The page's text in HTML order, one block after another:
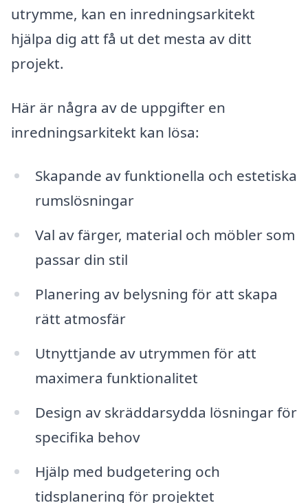
utrymme, kan en inredningsarkitekt
hjälpa dig att få ut det mesta av ditt
projekt.
Här är några av de uppgifter en
inredningsarkitekt kan lösa:
Skapande av funktionella och estetiska
rumslösningar
Val av färger, material och möbler som
passar din stil
Planering av belysning för att skapa
rätt atmosfär
Utnyttjande av utrymmen för att
maximera funktionalitet
Design av skräddarsydda lösningar för
specifika behov
Hjälp med budgetering och
tidsplanering för projektet